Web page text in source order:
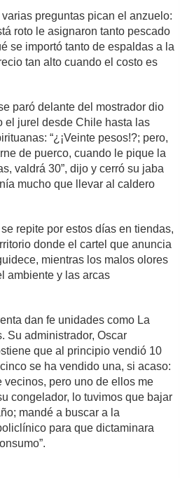
preguntas pican el anzuelo:
roto le asignaron tanto pescado
se importó tanto de espaldas a la
tan alto cuando el costo es
paró delante del mostrador dio
el jurel desde Chile hasta las
“¿¡Veinte pesos!?; pero,
de puerco, cuando le pique la
valdrá 30”, dijo y cerró su jaba
mucho que llevar al caldero
repite por estos días en tiendas,
donde el cartel que anuncia
mientras los malos olores
ambiente y las arcas
dan fe unidades como La
Su administrador, Oscar
que al principio vendió 10
se ha vendido una, si acaso:
vecinos, pero uno de ellos me
congelador, lo tuvimos que bajar
mandé a buscar a la
para que dictaminara